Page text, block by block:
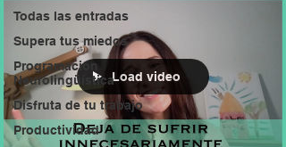
Todas las entradas
Supera tus miedos
Programación
Neurolingüística
Disfruta de tu trabajo
Productividad
Load video